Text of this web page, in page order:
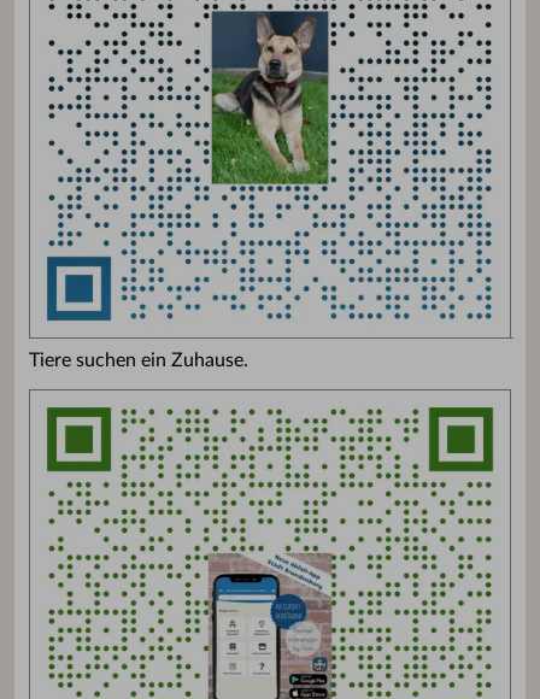
Tiere suchen ein Zuhause.